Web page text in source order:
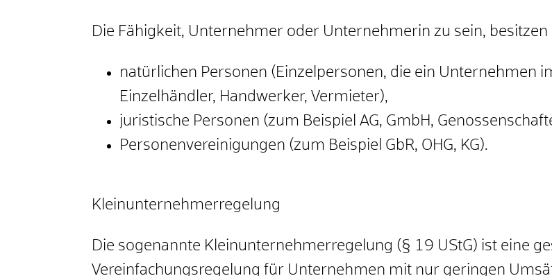
Die Fähigkeit, Unternehmer oder Unternehmerin zu sein, besitzen
natürlichen Personen (Einzelpersonen, die ein Unternehmen
Einzelhändler, Handwerker, Vermieter),
juristische Personen (zum Beispiel AG, GmbH,
Personenvereinigungen (zum Beispiel GbR, OHG, KG).
Kleinunternehmerregelung
Die sogenannte Kleinunternehmerregelung (§ 19 UStG) ist eine
Vereinfachungsregelung für Unternehmen mit nur geringen